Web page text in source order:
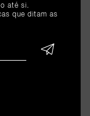
até si.
que ditam as